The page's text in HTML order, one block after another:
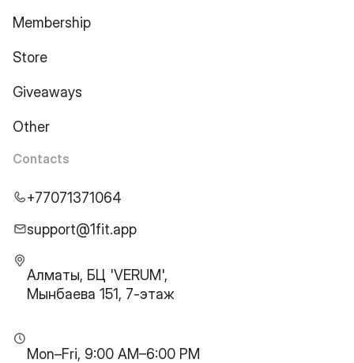
Membership
Store
Giveaways
Other
Contacts
+77071371064
support@1fit.app
Алматы, БЦ 'VERUM',
Мынбаева 151, 7-этаж
Mon–Fri, 9:00 AM–6:00 PM